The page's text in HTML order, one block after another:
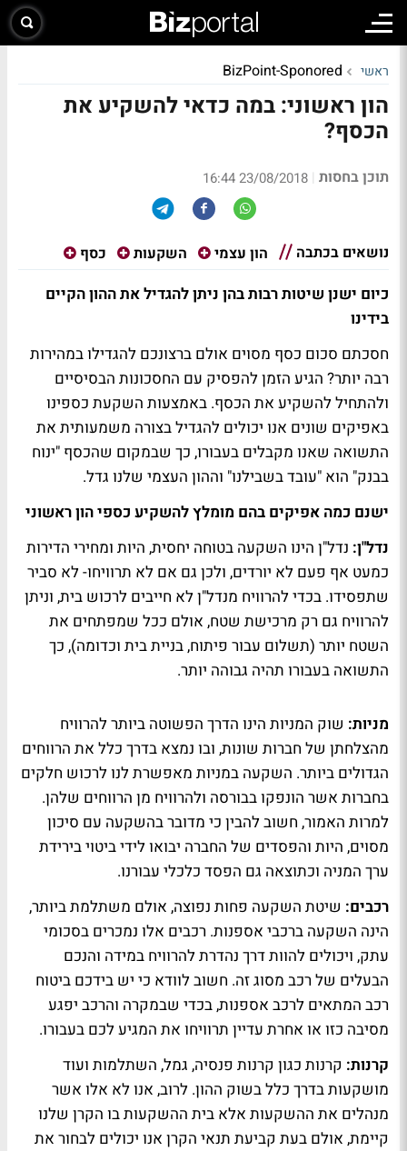
ראשי BizPoint-Sponored
הון ראשוני: במה כדאי להשקיע את
הכסף?
תוכן בחסות |
23/08/2018 16:44
נושאים בכתבה הון עצמי השקעות כסף
כיום ישנן שיטות רבות בהן ניתן להגדיל את ההון הקיים
בידינו
חסכתם סכום כסף מסוים אולם ברצונכם להגדילו במהירות
רבה יותר? הגיע הזמן להפסיק עם החסכונות הבסיסיים
ולהתחיל להשקיע את הכסף. באמצעות השקעת כספינו
באפיקים שונים אנו יכולים להגדיל בצורה משמעותית את
התשואה שאנו מקבלים בעבורו, כך שבמקום שהכסף "ינוח
בבנק" הוא "עובד בשבילנו" וההון העצמי שלנו גדל.
ישנם כמה אפיקים בהם מומלץ להשקיע כספי הון ראשוני
נדל"ן: נדל"ן הינו השקעה בטוחה יחסית, היות ומחירי הדירות
כמעט אף פעם לא יורדים, ולכן גם אם לא תרוויחו- לא סביר
שתפסידו. בכדי להרוויח מנדל"ן לא חייבים לרכוש בית, וניתן
להרוויח גם רק מרכישת שטח, אולם ככל שמפתחים את
השטח יותר (תשלום עבור פיתוח, בניית בית וכדומה), כך
התשואה בעבורו תהיה גבוהה יותר.
מניות: שוק המניות הינו הדרך הפשוטה ביותר להרוויח
מהצלחתן של חברות שונות, ובו נמצא בדרך כלל את הרווחים
הגדולים ביותר. השקעה במניות מאפשרת לנו לרכוש חלקים
בחברות אשר הונפקו בבורסה ולהרוויח מן הרווחים שלהן.
למרות האמור, חשוב להבין כי מדובר בהשקעה עם סיכון
מסוים, היות והפסדים של החברה יבואו לידי ביטוי בירידת
ערך המניה וכתוצאה גם הפסד כלכלי עבורנו.
רכבים: שיטת השקעה פחות נפוצה, אולם משתלמת ביותר,
הינה השקעה ברכבי אספנות. רכבים אלו נמכרים בסכומי
עתק, ויכולים להוות דרך נהדרת להרוויח במידה והנכם
הבעלים של רכב מסוג זה. חשוב לוודא כי יש בידכם ביטוח
רכב המתאים לרכב אספנות, בכדי שבמקרה והרכב יפגע
מסיבה כזו או אחרת עדיין תרוויחו את המגיע לכם בעבורו.
קרנות: קרנות כגון קרנות פנסיה, גמל, השתלמות ועוד
מושקעות בדרך כלל בשוק ההון. לרוב, אנו לא אלו אשר
מנהלים את ההשקעות אלא בית ההשקעות בו הקרן שלנו
קיימת, אולם בעת קביעת תנאי הקרן אנו יכולים לבחור את